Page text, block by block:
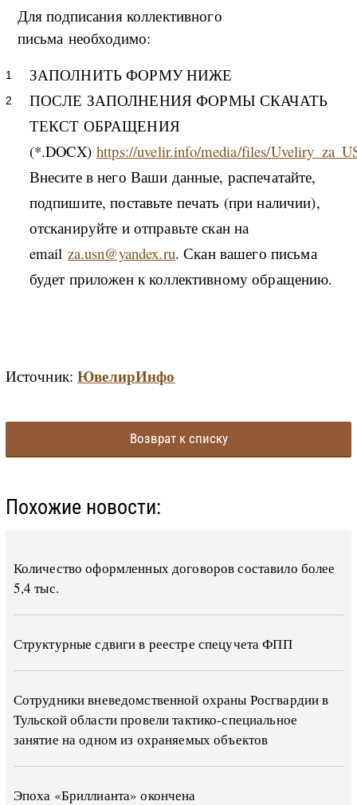
Для подписания коллективного
письма необходимо:
ЗАПОЛНИТЬ ФОРМУ НИЖЕ
ПОСЛЕ ЗАПОЛНЕНИЯ ФОРМЫ СКАЧАТЬ
ТЕКСТ ОБРАЩЕНИЯ
(*.DOCX)https://uvelir.info/media/files/
Внесите в него Ваши данные, распечатайте,
подпишите, поставьте печать (при наличии),
отсканируйте и отправьте скан на
email za.usn@yandex.ru. Скан вашего письма
будет приложен к коллективному обращению.
Источник:ЮвелирИнфо
Возврат к списку
Похожие новости:
Количество оформленных договоров составило более
5,4 тыс.
Структурные сдвиги в реестре спецучета ФПП
Сотрудники вневедомственной охраны Росгвардии в
Тульской области провели тактико-специальное
занятие на одном из охраняемых объектов
Эпоха «Бриллианта» окончена